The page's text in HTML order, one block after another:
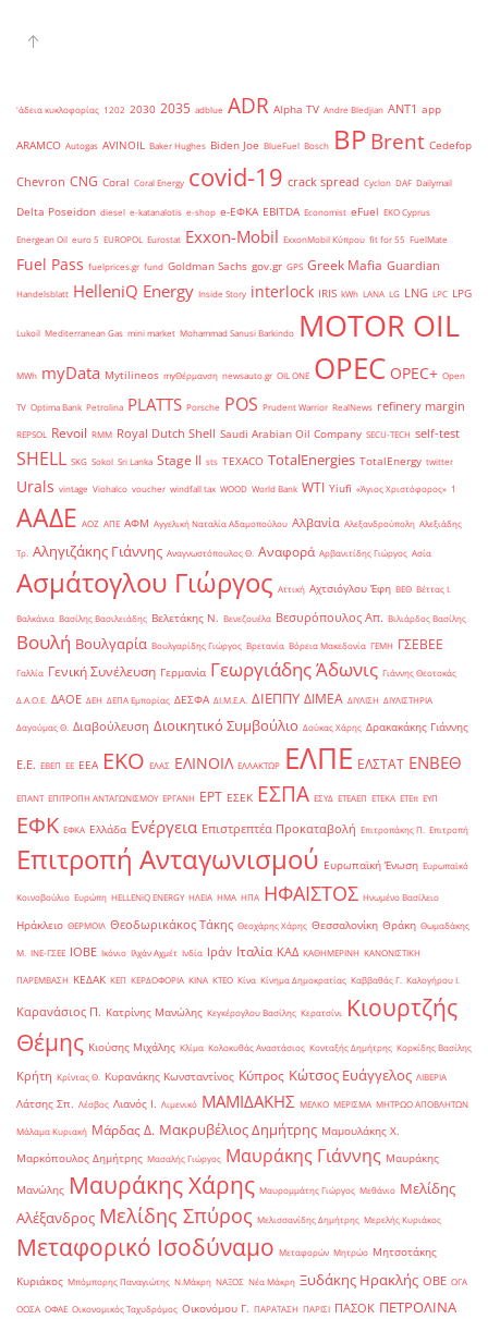
'άδεια κυκλοφορίας 1202 2030 2035 adblue ADR Alpha TV Andre Bledjian ANT1 app
ARAMCO Autogas AVINOIL Baker Hughes Biden Joe BlueFuel Bosch BPBrent Cedefop
Chevron CNG Coral Coral Energy covid-19 crack spread Cyclon DAF Dailymail
Delta Poseidon diesel e-katanalotis e-shop e-ΕΦΚΑ EBITDA Economist eFuel EKO Cyprus
Energean Oil euro 5 EUROPOL Eurostat Exxon-Mobil ExxonMobil Κύπρου fit for 55 FuelMate
Fuel Pass fuelprices.gr fund Goldman Sachs gov.gr GPS Greek Mafia Guardian
Handelsblatt HelleniQ Energy Inside Story interlock IRIS kWh LANA LG LNG LPC LPG
Lukoil Mediterranean Gas mini market Mohammad Sanusi Barkindo MOTOR OIL
MWh myData Mytilineos myΘέρμανση newsauto.gr OIL ONE OPEC OPEC+ Open
TV Optima Bank Petrolina PLATTS Porsche POS Prudent Warrior RealNews refinery margin
REPSOL Revoil RMM Royal Dutch Shell Saudi Arabian Oil Company SECU-TECH self-test
SHELL SKG Sokol Sri Lanka Stage II sts TEXACO TotalEnergies TotalEnergy twitter
Urals vintage Viohalco voucher windfall tax WOOD World Bank WTI Yiufi «Άγιος Χριστόφορος» ΄1
ΑΑΔΕ ΑΟΖ ΑΠΕ ΑΦΜ Αγγελική Ναταλία Αδαμοπούλου Αλβανία Αλεξανδρούπολη Αλεξιάδης
Τρ. Αληγιζάκης Γιάννης Αναγνωστόπουλος Θ. Αναφορά Αρβανιτίδης Γιώργος Ασία
Ασμάτογλου Γιώργος Αττική Αχτσιόγλου Έφη ΒΕΘ Βέττας Ι.
Βαλκάνια Βασίλης Βασιλειάδης Βελετάκης Ν. Βενεζουέλα Βεσυρόπουλος Απ. Βιλιάρδος Βασίλης
Βουλή Βουλγαρία Βουλγαρίδης Γιώργος Βρετανία Βόρεια Μακεδονία ΓΕΜΗ ΓΣΕΒΕΕ
Γαλλία Γενική Συνέλευση Γερμανία Γεωργιάδης Άδωνις Γιάννης Θεοτοκάς
Δ.Α.Ο.Ε. ΔΑΟΕ ΔΕΗ ΔΕΠΑ Εμπορίας ΔΕΣΦΑ ΔΙ.Μ.Ε.Α. ΔΙΕΠΠΥ ΔΙΜΕΑ ΔΙΥΛΙΣΗ ΔΙΥΛΙΣΤΗΡΙΑ
Δαγούμας Θ. Διαβούλευση Διοικητικό Συμβούλιο Δούκας Χάρης Δρακακάκης Γιάννης
Ε.Ε. ΕΒΕΠ ΕΕ ΕΕΑ ΕΚΟ ΕΛΑΣ ΕΛΙΝΟΙΛ ΕΛΛΑΚΤΩΡ ΕΛΠΕ ΕΛΣΤΑΤ ΕΝΒΕΘ
ΕΠΑΝΤ ΕΠΙΤΡΟΠΗ ΑΝΤΑΓΩΝΙΣΜΟΥ ΕΡΓΑΝΗ ΕΡΤ ΕΣΕΚ ΕΣΠΑ ΕΣΥΔ ΕΤΕΑΕΠ ΕΤΕΚΑ ΕΤΕπ ΕΥΠ
ΕΦΚ ΕΦΚΑ Ελλάδα Ενέργεια Επιστρεπτέα Προκαταβολή Επιτροπάκης Π. Επιτροπή
Επιτροπή Ανταγωνισμού Ευρωπαϊκή Ένωση Ευρωπαϊκό
Κοινοβούλιο Ευρώπη ΗELLENiQ ENERGY ΗΛΕΙΑ ΗΜΑ ΗΠΑ ΗΦΑΙΣΤΟΣ Ηνωμένο Βασίλειο
Ηράκλειο ΘΕΡΜΟΙΛ Θεοδωρικάκος Τάκης Θεοχάρης Χάρης Θεσσαλονίκη Θράκη Θωμαδάκης
Μ. ΙΝΕ-ΓΣΕΕ ΙΟΒΕ Ικόνιο Ιλχάν Αχμέτ Ινδία Ιράν Ιταλία ΚΑΔ ΚΑΘΗΜΕΡΙΝΗ ΚΑΝΟΝΙΣΤΙΚΗ
ΠΑΡΕΜΒΑΣΗ ΚΕΔΑΚ ΚΕΠ ΚΕΡΔΟΦΟΡΙΑ ΚΙΝΑ ΚΤΕΟ Κίνα Κίνημα Δημοκρατίας Καββαθάς Γ. Καλογήρου Ι.
Καρανάσιος Π. Κατρίνης Μανώλης Κεγκέρογλου Βασίλης Κερατσίνι
Κιουρτζής
Θέμης Κιούσης Μιχάλης Κλίμα Κολοκυθάς Αναστάσιος Κονταξής Δημήτρης Κορκίδης Βασίλης
Κρήτη Κρίντας Θ. Κυρανάκης Κωνσταντίνος Κύπρος Κώτσος Ευάγγελος ΛΙΒΕΡΙΑ
Λάτσης Σπ. Λέσβος Λιανός Ι. Λιμενικό ΜΑΜΙΔΑΚΗΣ ΜΕΛΚΟ ΜΕΡΙΣΜΑ ΜΗΤΡΩΟ ΑΠΟΒΛΗΤΩΝ
Μάλαμα Κυριακή Μάρδας Δ. Μακρυβέλιος Δημήτρης Μαμουλάκης Χ.
Μαρκόπουλος Δημήτρης Μασαλής Γιώργος Μαυράκης Γιάννης Μαυράκης
Μανώλης Μαυράκης Χάρης Μαυρομμάτης Γιώργος Μεθάνιο Μελίδης
Αλέξανδρος Μελίδης Σπύρος Μελισσανίδης Δημήτρης Μερελής Κυριάκος
Μεταφορικό Ισοδύναμο Μεταφορών Μητρώο Μητσοτάκης
Κυριάκος Μπόμπορης Παναγιώτης Ν.Μάκρη ΝΑΞΟΣ Νέα Μάκρη Ξυδάκης Ηρακλής ΟΒΕ ΟΓΑ
ΟΟΣΑ ΟΦΑΕ Οικονομικός Ταχυδρόμος Οικονόμου Γ. ΠΑΡΑΤΑΣΗ ΠΑΡΙΣΙ ΠΑΣΟΚ ΠΕΤΡΟΛΙΝΑ